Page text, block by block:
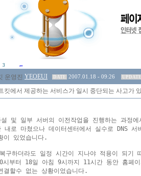
3
YEOEUI DATE 2007.01.18 - 09:26 UPDATE
킷에서 제공하는 서비스가 일시 중단되는 사고가
및 일부 서버의 이전작업을 진행하는 과정에
내로 마쳤으나 데이터센터에서 실수로 DNS 서
이 있었습니다.
구하더라도 일정 시간이 지나야 적용이 되기
시부터 18일 아침 9시까지 11시간 동안 홈페
결할수 없는 상황이었습니다.